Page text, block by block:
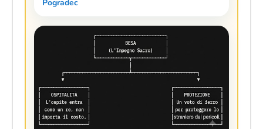
Pogradec